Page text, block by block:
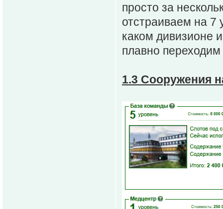
просто за
отстраиваем на 7
каком дивизионе
плавно
1.3 Сооружения